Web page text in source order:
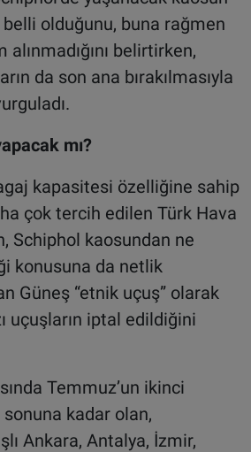
olduğunu, buna rağmen
belirtirken,
da son ana bırakılmasıyla
mı?
kapasitesi özelliğine sahip
çok tercih edilen Türk Hava
Schiphol kaosundan ne
konusuna da netlik
Güneş “etnik uçuş” olarak
uçuşların iptal edildiğini
Temmuz’un ikinci
sonuna kadar olan,
Ankara, Antalya, İzmir,